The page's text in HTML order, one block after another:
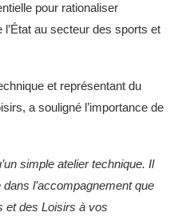
pour rationaliser
l’État au secteur des sports et
et représentant du
a souligné l’importance de
simple atelier technique. Il
l’accompagnement que
et des Loisirs à vos